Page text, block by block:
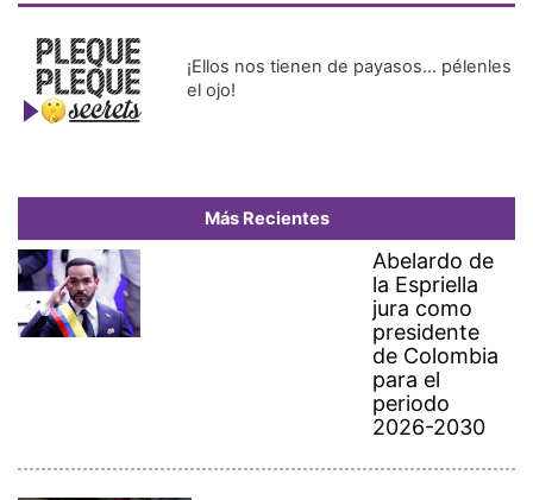
¡Ellos nos tienen de payasos… pélenles
el ojo!
Más Recientes
Abelardo de
la Espriella
jura como
presidente
de Colombia
para el
periodo
2026-2030